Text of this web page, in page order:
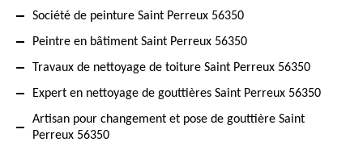
Société de peinture Saint Perreux 56350
Peintre en bâtiment Saint Perreux 56350
Travaux de nettoyage de toiture Saint Perreux 56350
Expert en nettoyage de gouttières Saint Perreux 56350
Artisan pour changement et pose de gouttière Saint
Perreux 56350